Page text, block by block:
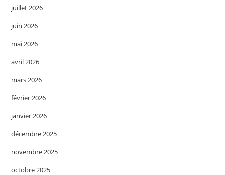
juillet 2026
juin 2026
mai 2026
avril 2026
mars 2026
février 2026
janvier 2026
décembre 2025
novembre 2025
octobre 2025